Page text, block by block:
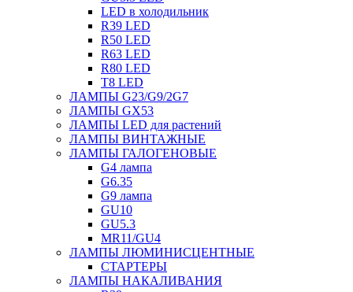
LED в холодильник
R39 LED
R50 LED
R63 LED
R80 LED
T8 LED
ЛАМПЫ G23/G9/2G7
ЛАМПЫ GX53
ЛАМПЫ LED для растений
ЛАМПЫ ВИНТАЖНЫЕ
ЛАМПЫ ГАЛОГЕНОВЫЕ
G4 лампа
G6.35
G9 лампа
GU10
GU5.3
MR11/GU4
ЛАМПЫ ЛЮМИНИСЦЕНТНЫЕ
СТАРТЕРЫ
ЛАМПЫ НАКАЛИВАНИЯ